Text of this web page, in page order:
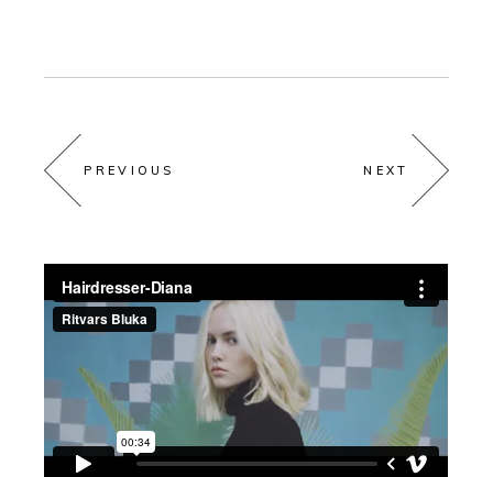
PREVIOUS NEXT